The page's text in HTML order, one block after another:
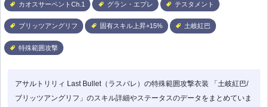
カオスサーペントCh.1 グラン・エプレ テスタメント
ブリッツアングリフ 固有スキル上昇+15% 土岐紅巴
特殊範囲攻撃
アサルトリリィ Last Bullet（ラスバレ）の特殊範囲攻撃衣装 「土岐紅巴/
ブリッツアングリフ」のスキル詳細やステータスのデータをまとめていま